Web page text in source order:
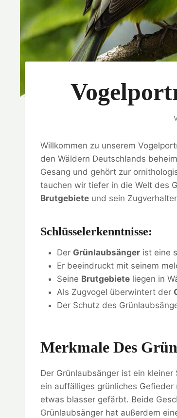
Willkommen zu unserem
den Wäldern Deutschlands
Gesang und gehört zur
tauchen wir tiefer in die Welt des
Brutgebiete und sein
Schlüsselerkenntnisse:
Der Grünlaubsänger ist eine
Er beeindruckt mit seinem
Seine Brutgebiete liegen in
Als Zugvogel überwintert der
Der Schutz des
Merkmale Des
Der Grünlaubsänger ist ein
ein auffälliges grünliches
etwas blasser gefärbt. Beide
Grünlaubsänger hat außerdem